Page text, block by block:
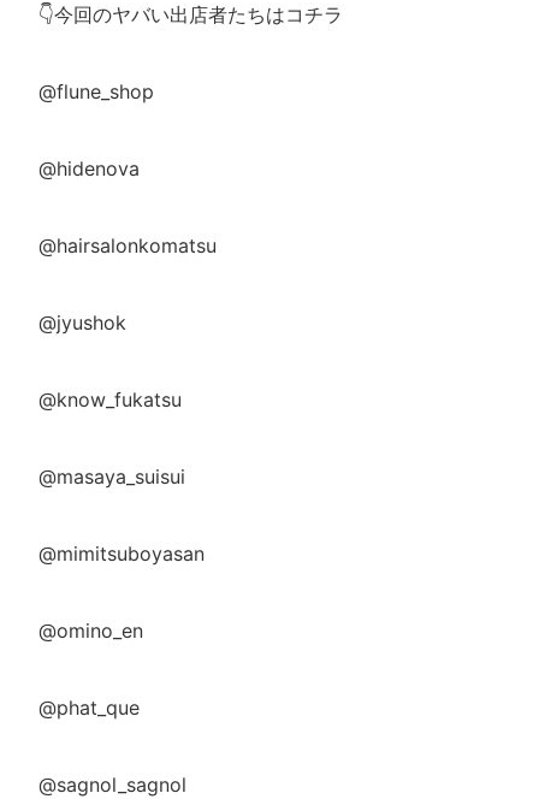
👇今回のヤバい出店者たちはコチラ
@flune_shop
@hidenova
@hairsalonkomatsu
@jyushok
@know_fukatsu
@masaya_suisui
@mimitsuboyasan
@omino_en
@phat_que
@sagnol_sagnol